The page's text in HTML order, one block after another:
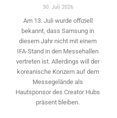
30. Juli 2026
Am 13. Juli wurde offiziell
bekannt, dass Samsung in
diesem Jahr nicht mit einem
IFA-Stand in den Messehallen
vertreten ist. Allerdings will ­der
koreanische Konzern auf dem
Messegelände als
Hautsponsor des Creator Hubs
präsent bleiben.